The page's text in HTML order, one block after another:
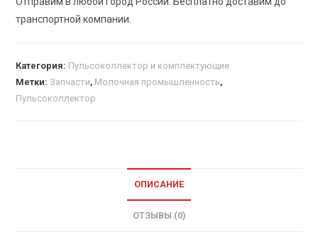
транспортной компании.
Категория: Пульсоколлектор и комплектующие
Метки: Запчасти, Молочная промышленность,
Пульсоколлектор
ОПИСАНИЕ
ОТЗЫВЫ (0)